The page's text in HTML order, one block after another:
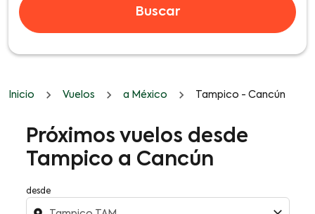
Buscar
Inicio Vuelos a México Tampico - Cancún
Próximos vuelos desde
Tampico a Cancún
desde